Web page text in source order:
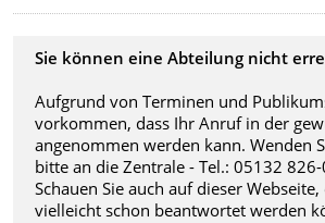
Sie können eine Abteilung nicht
Aufgrund von Terminen und
vorkommen, dass Ihr Anruf in der
angenommen werden kann. Wenden
bitte an die Zentrale - Tel.: 05132 826-
Schauen Sie auch auf dieser
vielleicht schon beantwortet werden